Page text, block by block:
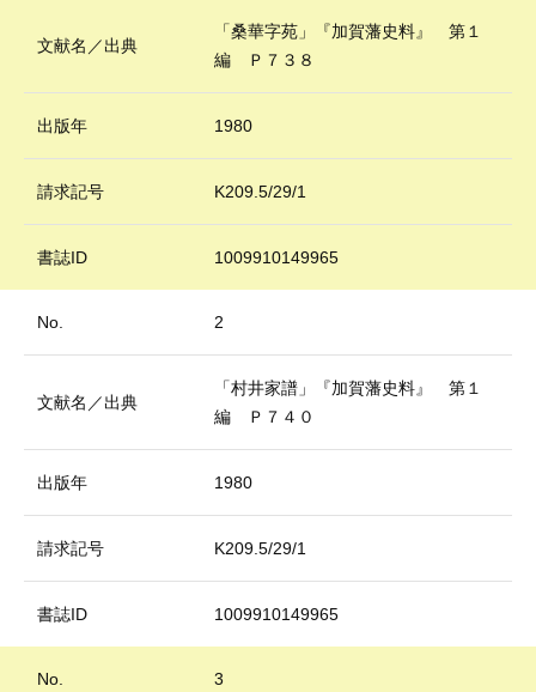
文献名／出典
「桑華字苑」『加賀藩史料』 第１
編 Ｐ７３８
出版年 1980
請求記号 K209.5/29/1
書誌ID 1009910149965
No. 2
文献名／出典
「村井家譜」『加賀藩史料』 第１
編 Ｐ７４０
出版年 1980
請求記号 K209.5/29/1
書誌ID 1009910149965
No. 3